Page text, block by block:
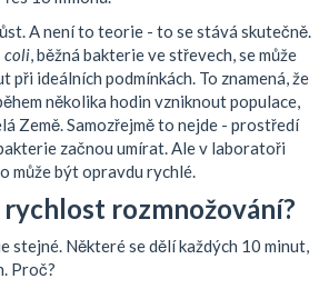
A není to teorie - to se stává skutečně.
coli, běžná bakterie ve střevech, se může
při ideálních podmínkách. To znamená, že
několika hodin vzniknout populace,
Země. Samozřejmě to nejde - prostředí
začnou umírat. Ale v laboratoři
může být opravdu rychlé.
rozmnožování?
stejné. Některé se dělí každých 10 minut,
Proč?